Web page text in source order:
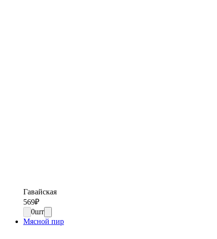
Гавайская
569₽
0шт
Мясной пир